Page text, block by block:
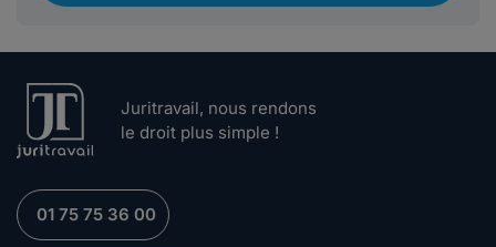
Juritravail, nous rendons
le droit plus simple !
01 75 75 36 00